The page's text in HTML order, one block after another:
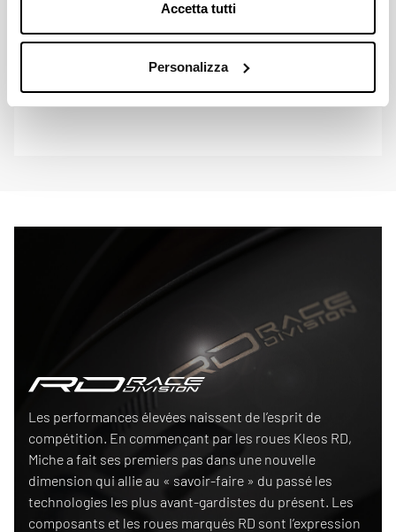
Accetta tutti
Personalizza
Les performances élevées naissent de l’esprit de
compétition. En commençant par les roues Kleos RD,
Miche a fait ses premiers pas dans une nouvelle
dimension qui allie au « savoir-faire » du passé les
technologies les plus avant-gardistes du présent. Les
composants et les roues marqués RD sont l’expression